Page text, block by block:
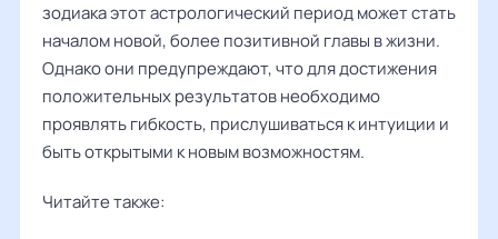
зодиака этот астрологический период может стать
началом новой, более позитивной главы в жизни.
Однако они предупреждают, что для достижения
положительных результатов необходимо
проявлять гибкость, прислушиваться к интуиции и
быть открытыми к новым возможностям.
Читайте также: